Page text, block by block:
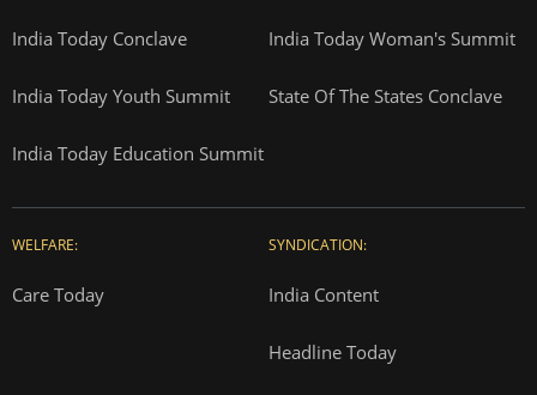
India Today Conclave India Today Woman's Summit
India Today Youth Summit State Of The States Conclave
India Today Education Summit
WELFARE:
Care Today
SYNDICATION:
India Content
Headline Today